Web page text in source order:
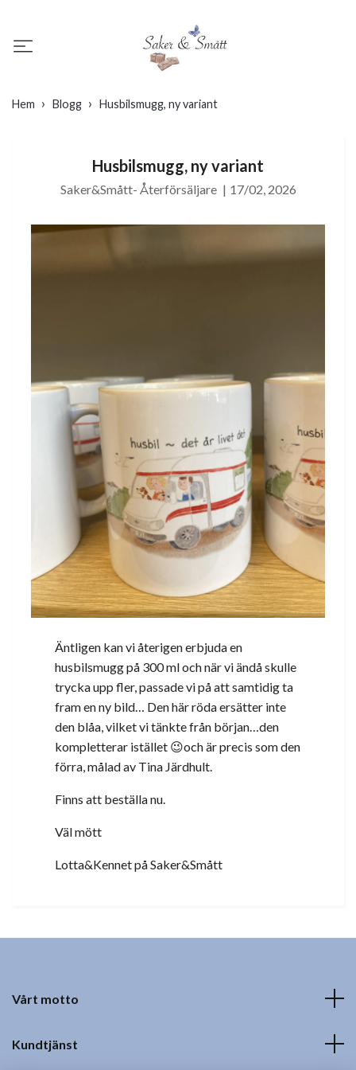
Hem Blogg Husbilsmugg, ny variant
Husbilsmugg, ny variant
Saker&Smått- Återförsäljare | 17/02, 2026
Äntligen kan vi återigen erbjuda en
husbilsmugg på 300 ml och när vi ändå skulle
trycka upp fler, passade vi på att samtidig ta
fram en ny bild… Den här röda ersätter inte
den blåa, vilket vi tänkte från början…den
kompletterar istället 😉och är precis som den
förra, målad av Tina Järdhult.
Finns att beställa nu.
Väl mött
Lotta&Kennet på Saker&Smått
Vårt motto
Kundtjänst